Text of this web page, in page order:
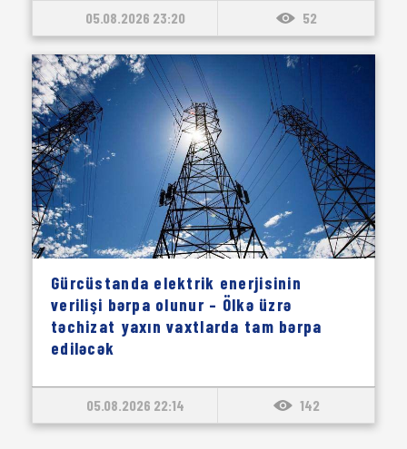
05.08.2026 23:20 52
Gürcüstanda elektrik enerjisinin
verilişi bərpa olunur – Ölkə üzrə
təchizat yaxın vaxtlarda tam bərpa
ediləcək
05.08.2026 22:14 142